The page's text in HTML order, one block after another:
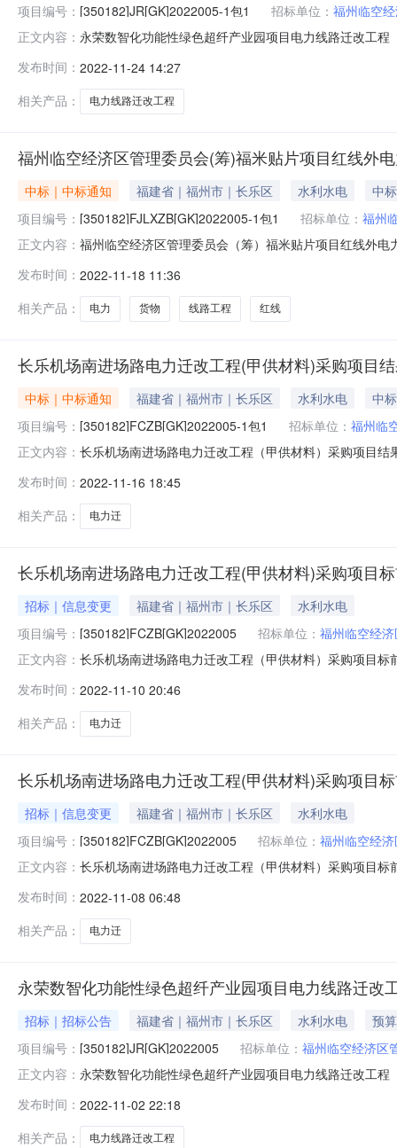
项目编号： [350182]JR[GK]2022005-1包1 招标单位： 福州临空
正文内容： 永荣数智化功能性绿色超纤产业园项目电力线路迁改工
料）货物类采购项目三、采购结果
发布时间： 2022-11-24 14:27
相关产品：
电力线路迁改工程
福州临空经济区管理委员会(筹)福米贴片项目红线外
中标｜中标通知 福建省｜福州市｜长乐区 水利水电
中
项目编号： [350182]FJLXZB[GK]2022005-1包1 招标单位： 福州
正文内容： 福州临空经济区管理委员会（筹）福米贴片项目红线外
福米贴片项目红线外电力线路工程（甲供材料）货物类
发布时间： 2022-11-18 11:36
相关产品：
电力 货物 线路工程 红线
长乐机场南进场路电力迁改工程(甲供材料)采购项目
中标｜中标通知 福建省｜福州市｜长乐区 水利水电
中
项目编号： [350182]FCZB[GK]2022005-1包1 招标单位： 福州临
正文内容： 长乐机场南进场路电力迁改工程（甲供材料）采购项目
址中标（成交）金额（单位：元）福建黑石建设有限公
发布时间： 2022-11-16 18:45
相关产品：
电力迁
长乐机场南进场路电力迁改工程(甲供材料)采购项目
招标｜信息变更 福建省｜福州市｜长乐区
水利水电
项目编号： [350182]FCZB[GK]2022005 招标单位： 福州临空经
正文内容： 长乐机场南进场路电力迁改工程（甲供材料）采购项目
公告、采购文件更正内容：事项：恢复开标，开标时间
发布时间： 2022-11-10 20:46
相关产品：
电力迁
长乐机场南进场路电力迁改工程(甲供材料)采购项目
招标｜信息变更 福建省｜福州市｜长乐区
水利水电
项目编号： [350182]FCZB[GK]2022005 招标单位： 福州临空经
正文内容： 长乐机场南进场路电力迁改工程（甲供材料）采购项目
疫情防控工作需要，原定于2022年11月9日上午在长乐
潜在投标人密
发布时间： 2022-11-08 06:48
相关产品：
电力迁
永荣数智化功能性绿色超纤产业园项目电力线路迁改
招标｜招标公告 福建省｜福州市｜长乐区 水利水电
预
项目编号： [350182]JR[GK]2022005 招标单位： 福州临空经济区
正文内容： 永荣数智化功能性绿色超纤产业园项目电力线路迁改工
改工程（甲供材料）货物类采购项目组织公开招标，现
在投标人应在福建省政府采购
发布时间： 2022-11-02 22:18
相关产品：
电力线路迁改工程